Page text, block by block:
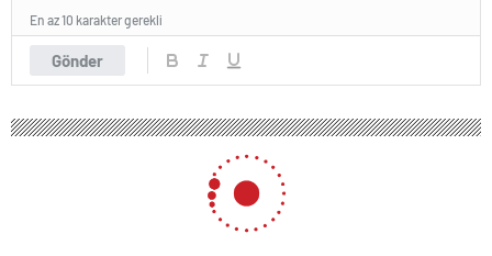
Gönder
En az 10 karakter gerekli